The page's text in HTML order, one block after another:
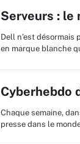
Serveurs : le
Dell n’est
en marque blanche
Cyberhebdo
Chaque semaine,
presse dans le